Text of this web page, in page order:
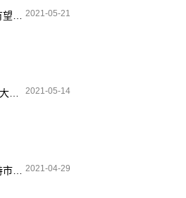
2021-05-21
2021-05-14
2021-04-29